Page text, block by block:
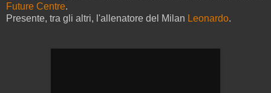
Future Centre.
Presente, tra gli altri, l'allenatore del Milan Leonardo.